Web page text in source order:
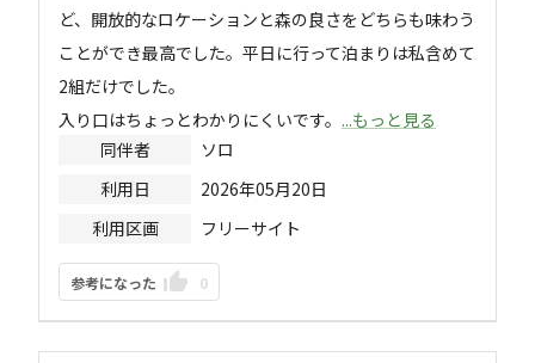
ど、開放的なロケーションと森の良さをどちらも味わう
ことができ最高でした。平日に行って泊まりは私含めて
2組だけでした。
入り口はちょっとわかりにくいです。 ...もっと見る
同伴者
ソロ
利用日
2026年05月20日
利用区画
フリーサイト
参考になった 0